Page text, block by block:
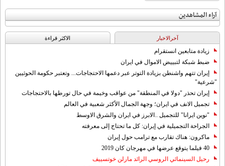
آراء المشاهدين
آخرالاخبار الاکثر قراءة
زيادة متابعين انستقرام
ضبط شبكة لتبييض الاموال في ايران
إيران تتهم واشنطن بزيادة التوتر عبر دعمها الاحتجاجات... وتعتبر حكومة الحوثيين
"شرعية"
إيران تحذر "دولا في المنطقة" من عواقب وخيمة في حال تورطها بالاحتجاجات
تجميل الانف في ايران؛ وجهة الجمال الأكثر شعبية في العالم
"نوين ايرانا" للتجميل ..الابرز في ايران والشرق الاوسط
الجراحة التجميلية في إيران: كل ما تحتاج إلى معرفته
ماكرون: هناك تقارب مع ترامب حول إيران
40 فيلما يتوقع عرضها في مهرجان كان 2019
رحيل السينمائي الروسي الرائد مارلن خوتسييف